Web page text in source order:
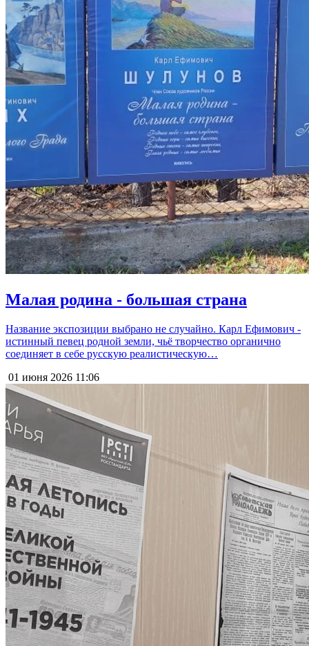
Малая родина - большая страна
Название экспозиции выбрано не случайно. Карл Ефимович -
истинный певец родной земли, чьё творчество органично
соединяет в себе русскую реалистическую…
01 июня 2026 11:06